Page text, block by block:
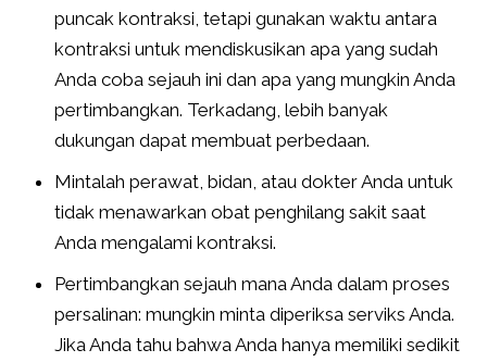
puncak kontraksi, tetapi gunakan waktu antara
kontraksi untuk mendiskusikan apa yang sudah
Anda coba sejauh ini dan apa yang mungkin Anda
pertimbangkan. Terkadang, lebih banyak
dukungan dapat membuat perbedaan.
Mintalah perawat, bidan, atau dokter Anda untuk
tidak menawarkan obat penghilang sakit saat
Anda mengalami kontraksi.
Pertimbangkan sejauh mana Anda dalam proses
persalinan: mungkin minta diperiksa serviks Anda.
Jika Anda tahu bahwa Anda hanya memiliki sedikit